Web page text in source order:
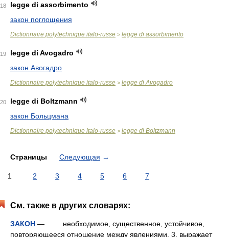
18
legge di assorbimento
закон поглощения
Dictionnaire polytechnique italo-russe > legge di assorbimento
19
legge di Avogadro
закон Авогадро
Dictionnaire polytechnique italo-russe > legge di Avogadro
20
legge di Boltzmann
закон Больцмана
Dictionnaire polytechnique italo-russe > legge di Boltzmann
Страницы Следующая →
1 2 3 4 5 6 7
См. также в других словарях:
ЗАКОН — необходимое, существенное, устойчивое,
повторяющееся отношение между явлениями. 3. выражает